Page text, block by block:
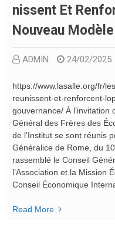
Nissent Et
Nouveau
ADMIN 24/02/2025
https://www.lasalle.org/fr/
reunissent-et-renforcent-
gouvernance/ À
Général des Frères des
de l’Institut se sont réunis
Généralice de Rome, du
rassemblé le Conseil
l’Association et la Mission
Conseil Économique
Read More